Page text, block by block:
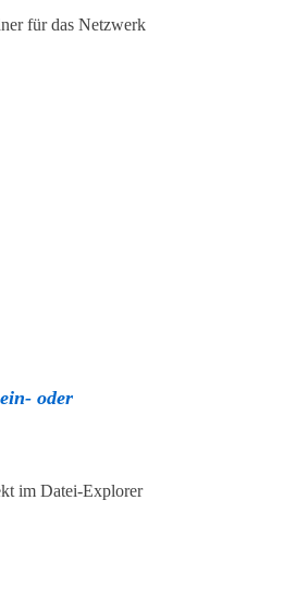
für das Netzwerk
oder
im Datei-Explorer